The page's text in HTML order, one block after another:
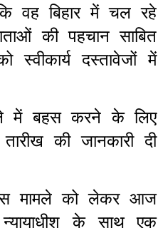
वह बिहार में चल रहे
की पहचान साबित
दस्तावेजों में
में बहस करने के लिए
की जानकारी दी
ने इस मामले को लेकर आज
न्यायाधीश के साथ एक